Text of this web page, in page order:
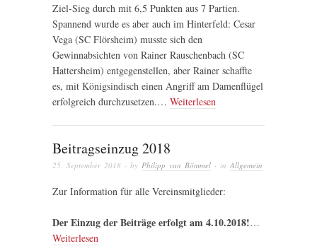
Ziel-Sieg durch mit 6,5 Punkten aus 7 Partien.
Spannend wurde es aber auch im Hinterfeld: Cesar
Vega (SC Flörsheim) musste sich den
Gewinnabsichten von Rainer Rauschenbach (SC
Hattersheim) entgegenstellen, aber Rainer schaffte
es, mit Königsindisch einen Angriff am Damenflügel
erfolgreich durchzusetzen.… Weiterlesen
Beitragseinzug 2018
25. September 2018 · by Philipp van Bömmel · in Allgemein
Zur Information für alle Vereinsmitglieder:
Der Einzug der Beiträge erfolgt am 4.10.2018!…
Weiterlesen